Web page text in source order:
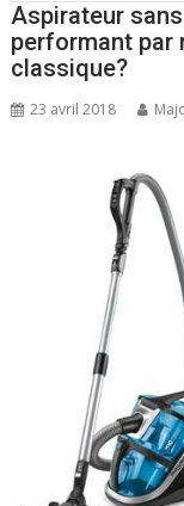
Aspirateur
performant par
classique?
23 avril 2018